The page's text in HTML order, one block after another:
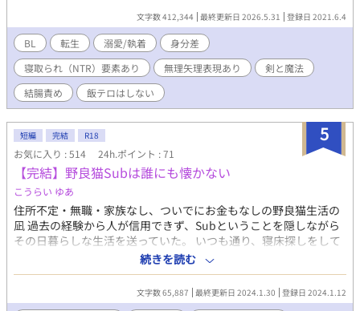
回言います！） そんなのでも良いよというもの好きな方、お気に
入り登録、お願いいたしますm(_ _)m BL祭にエントリーしていま
す。投票してくださると飽きっぽい作者の継続の力の源になりま
すので、よろしくお願いいたします
王子に目をつけられ、王子の寝室行きに。しかも王様までノリン
（中の人おじさんオーガスタ）を部屋に引きずり込む。 「こいつ
らみんなどうかしてやがる、生前の親友と親友の息子だぜ？」
男爵という底辺地位ヒエラルキーのため、総受状態のノリンは
「いつかバレる、絶対バレる」とヒヤヒヤもので。 成人年齢済
ショタ風主人公総受、複数攻め、多分親子丼、が平気な方へ。
基本一人称表現、ノリン視点です。途中の三人称はノリン以外の
ます。 ★世界観は拙著『巨人族の1/3の花嫁』から連なります。一
番最初の話から百年ほど経過。舞台は瓢箪型の大陸を持つ異世
界。（アメイ・ジア民の寿命は大体百五十年〜二百年）魔法あ
り、剣あり、文明格差ありです。平等の神ガルド神が統べる世界
『アメイ・ジア』では、男女平等のため赤子の実が宿る『宿り
木』がありますが、一部の人は男女問わず腹に実が宿る『腹実
（はらみ）』として、赤子を体内で孕むことができます。 話は
『巨人族の1/3の花嫁』から『婚約破棄王子は魔獣の子を孕む』を
経て『召喚先は腕の中』『異世界の妖精が世界樹の渡里（わた
り）に巻き込まれ、この世界の第三皇子に惚れ込まれて護衛剣士
になりました』の最後あたりのシーンとリンクはします。しかし
単体でも大事はありません。（結構脇役なので）独自のBLファン
文字数 412,344 最終更新日 2026.5.31 登録日 2021.6.4
BL 転生 溺愛/執着
身分差
寝取られ（NTR）要素あり
無理矢理表現あり
剣と魔法
結腸責め
飯テロはしない
5
短編 完結 R18
お気に入り : 514 24h.ポイント : 71
【完結】野良猫Subは誰にも懐かない
こうらい ゆあ
住所不定・無職・家族なし、ついでにお金もなしの野良猫生活の
凪 過去の経験から人が信用できず、Subということを隠しながら
その日暮らしな生活を送っていた。 いつも通り、寝床探しをして
いた凪の前に、見知らぬ青年があらわれる 一晩の寝床だと思って
いたはずが、彼は避け続けていたDomで… タイトルに＊の入って
いる分はエロシーン有です。 過去編だとレイプなどもありますの
で、苦手な方はご注意ください。
続きを読む
文字数 65,887 最終更新日 2024.1.30 登録日 2024.1.12